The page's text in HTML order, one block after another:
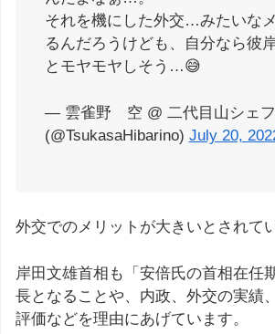
それを機にした外交…みたいな
るんだろうけども、自分なら彼
とモヤモヤしそう…😅
— 雲雀野 空 @ 二代目山シェフ
(@TsukasaHibarino) July 20,
外交でのメリットが大きいとされて
岸田文雄首相も「安倍氏の首相在任
長となることや、内政、外交の実績
評価などを理由にあげています。